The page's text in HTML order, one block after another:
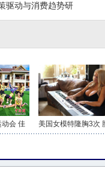
驱动与消费趋势研
会 佳 美国女模特隆胸3次